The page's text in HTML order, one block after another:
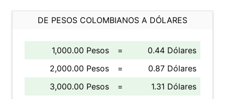
DE PESOS COLOMBIANOS A DÓLARES
1,000.00 Pesos =
0.44 Dólares
2,000.00 Pesos
=
0.87 Dólares
3,000.00 Pesos
=
1.31 Dólares